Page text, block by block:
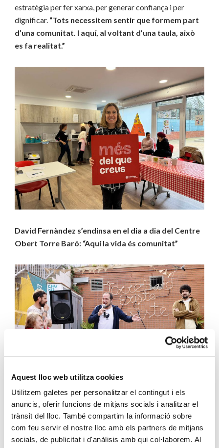
Aquest lloc web utilitza cookies
Utilitzem galetes per personalitzar el contingut i els
anuncis, oferir funcions de mitjans socials i analitzar el
trànsit del lloc. També compartim la informació sobre
com feu servir el nostre lloc amb els partners de mitjans
socials, de publicitat i d'anàlisis amb qui col·laborem. Al
estratègia per fer xarxa, per generar confiança i per
dignificar. “Tots necessitem sentir que formem part
d’una comunitat. I aquí, al voltant d’una taula, això
es fa realitat.”
David Fernàndez s’endinsa en el dia a dia del Centre
Obert Torre Baró: “Aquí la vida és comunitat”
“Saber que aquest és l’únic centre social, comunitari i
vital del barri és una meravella”, diu emocionat el
periodista i activista social, David Fernàndez. Parla del